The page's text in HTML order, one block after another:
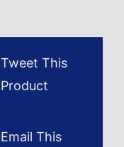
Tweet This
Product
Email This